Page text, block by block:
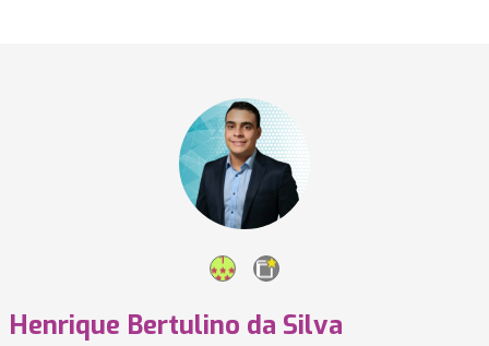
Henrique Bertulino da Silva